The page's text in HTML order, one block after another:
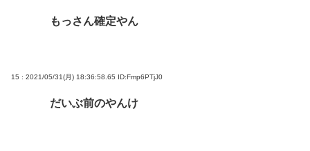
もっさん確定やん
15 : 2021/05/31(月) 18:36:58.65 ID:Fmp6PTjJ0
だいぶ前のやんけ